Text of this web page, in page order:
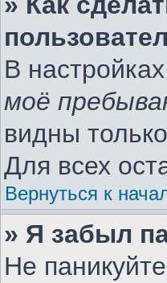
В
моё
видны
Для всех
Вернуться к
» Я забыл
Не